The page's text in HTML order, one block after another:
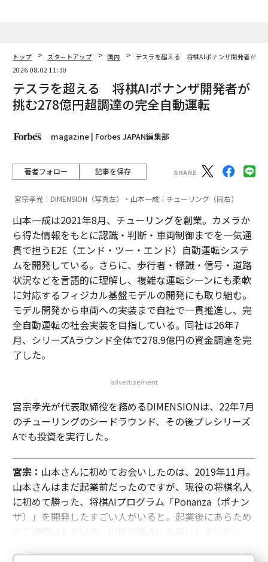
トップ スタートアップ 国内
テスラを超える 将棋AIポナンザ開発者が挑
2026.08.02 11:30
テスラを超える 将棋AIポナンザ開発者が
挑む278億円超調達の完全自動運転
magazine | Forbes JAPAN編集部
著者フォロー 記事を保存
宮宗孝光｜DIMENSION（写真左）・山本一成｜チューリング（同右）
山本一成は2021年8月、チューリングを創業。カメラか
ら得た情報をもとに認識・判断・車両制御までを一気通
貫で担うE2E（エンド・ツー・エンド）自動運転システ
ムを開発している。さらに、歩行者・標識・信号・道路
状況などを言語的に理解し、複雑な運転シーンにも柔軟
に対応するフィジカル基盤モデルの開発にも取り組む。
モデル開発から車両への実装まで自社で一貫推進し、完
全自動運転の社会実装を目指している。同社は26年7
月、シリーズAラウンド全体で278.9億円の資金調達を完
了した。
advertisement
宮宗孝光が代表取締役を務めるDIMENSIONは、22年7月
のチューリングのシードラウンド、その後プレシリーズ
Aでも投資を実行した。
宮宗： 山本さんに初めてお会いしたのは、2019年11月。
山本さんはまだ起業前だったのですが、現役の将棋名人
に初めて勝った、将棋AIプログラム「Ponanza（ポナン
ザ）」を開発したすごい人がいると。起業後にあらため